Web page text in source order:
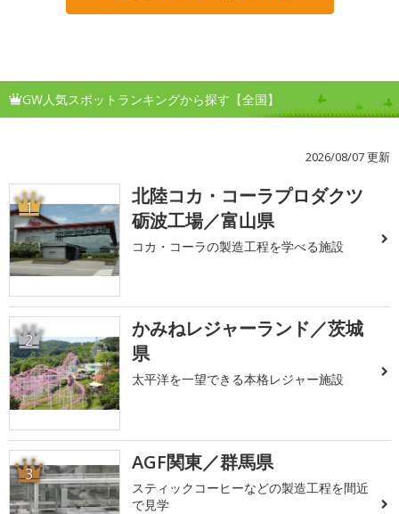
GW人気スポットランキングから探す【全国】
2026/08/07 更新
1
北陸コカ・コーラプロダクツ
砺波工場／富山県
コカ・コーラの製造工程を学べる施設
2
かみねレジャーランド／茨城
県
太平洋を一望できる本格レジャー施設
3 AGF関東／群馬県
スティックコーヒーなどの製造工程を間近
で見学